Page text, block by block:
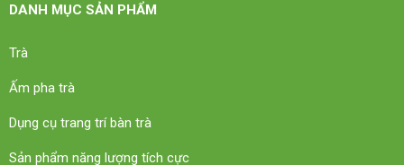
DANH MỤC SẢN PHẨM
Trà
Ấm pha trà
Dụng cụ trang trí bàn trà
Sản phẩm năng lượng tích cực